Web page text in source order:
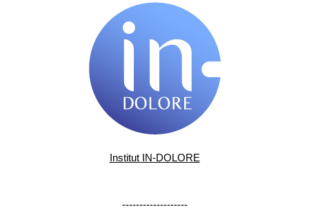
Institut IN-DOLORE
-------------------